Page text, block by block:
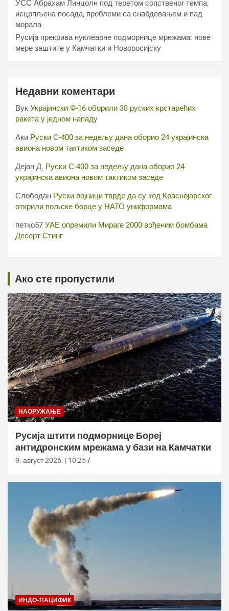
УСС Абрахам Линцолн под теретом сопственог темпа:
исцрпљена посада, проблеми са снабдевањем и пад
морала
Русија прекрива нуклеарне подморнице мрежама: нове
мере заштите у Камчатки и Новоросијску
Недавни коментари
Вук Украјински Ф-16 оборили 38 руских крстарећих
ракета у једном нападу
Аки Руски С-400 за недељу дана оборио 24 украјинска
авиона новом тактиком заседе
Дејан Д. Руски С-400 за недељу дана оборио 24
украјинска авиона новом тактиком заседе
Слободан Руски војници тврде да су код Краснојарског
открили пољске борце у НАТО униформама
петко57 УАЕ опремили Мираге 2000 вођеним бомбама
Десерт Стинг
Ако сте пропустили
НАОРУЖАЊЕ
Русија штити подморнице Бореј
антидронским мрежама у бази на Камчатки
9. август 2026. | 10:25
ИНДО-ПАЦИФИК